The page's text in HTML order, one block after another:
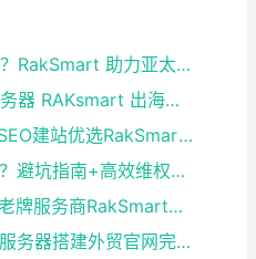
台湾 idc 云服务器怎么选？RakSmart 助力亚太业务高效部署
G 口不限流量硅谷独立服务器 RAKsmart 出海业务实测
美国云服务器IP怎么选？SEO建站优选RakSmart洛杉矶CN2 GIA
美国云服务器售后怎么选？避坑指南+高效维权技巧
海外VPS免备案怎么选？老牌服务商RakSmart省心建站全攻略
RAKsmart 洛杉矶免备案服务器搭建外贸官网完整方案